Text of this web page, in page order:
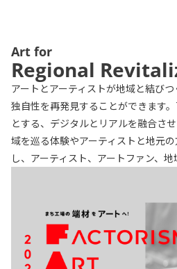
Art for
Regional
アートとアーティストが地域と結び
独自性を再発見することができます
とする、デジタルとリアルを融合さ
域を巡る体験やアーティストと地元
し、アーティスト、アートファン、地